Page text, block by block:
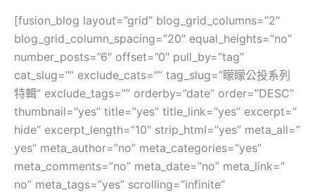
[fusion_blog layout=”grid” blog_grid_columns=”2″
blog_grid_column_spacing=”20″ equal_heights=”no”
number_posts=”6″ offset=”0″ pull_by=”tag”
cat_slug=”” exclude_cats=”” tag_slug=”矇矇公投系列
特輯” exclude_tags=”” orderby=”date” order=”DESC”
thumbnail=”yes” title=”yes” title_link=”yes” excerpt=”
hide” excerpt_length=”10″ strip_html=”yes” meta_all=”
yes” meta_author=”no” meta_categories=”yes”
meta_comments=”no” meta_date=”no” meta_link=”
no” meta_tags=”yes” scrolling=”infinite”